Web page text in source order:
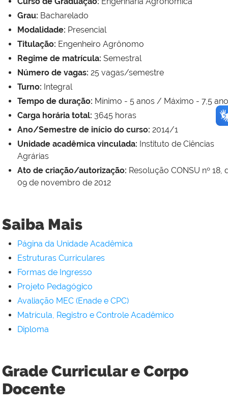
Grau: Bacharelado
Modalidade: Presencial
Titulação: Engenheiro Agrônomo
Regime de matrícula: Semestral
Número de vagas: 25 vagas/semestre
Turno: Integral
Tempo de duração: Mínimo - 5 anos / Máximo - 7,5
Carga horária total: 3645 horas
Ano/Semestre de início do curso: 2014/1
Unidade acadêmica vinculada: Instituto de Ciências
Agrárias
Ato de criação/autorização: Resolução CONSU nº 18,
09 de novembro de 2012
Saiba Mais
Página da Unidade Acadêmica
Estruturas Curriculares
Formas de Ingresso
Projeto Pedagógico
Avaliação MEC (Enade e CPC)
Matrícula, Registro e Controle Acadêmico
Diploma
Grade Curricular e Corpo
Docente